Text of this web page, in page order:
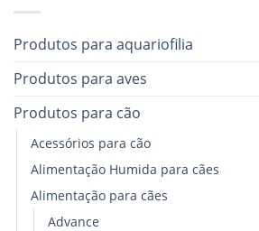
Produtos para aquariofilia
Produtos para aves
Produtos para cão
Acessórios para cão
Alimentação Humida para cães
Alimentação para cães
Advance